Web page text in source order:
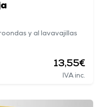
y al lavavajillas
13,55€
IVA inc.